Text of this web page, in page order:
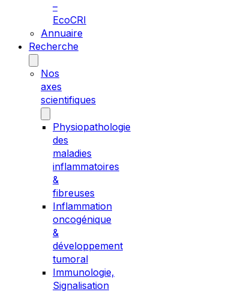
–
EcoCRI
Annuaire
Recherche
Nos
axes
scientifiques
Physiopathologie
des
maladies
inflammatoires
&
fibreuses
Inflammation
oncogénique
&
développement
tumoral
Immunologie,
Signalisation